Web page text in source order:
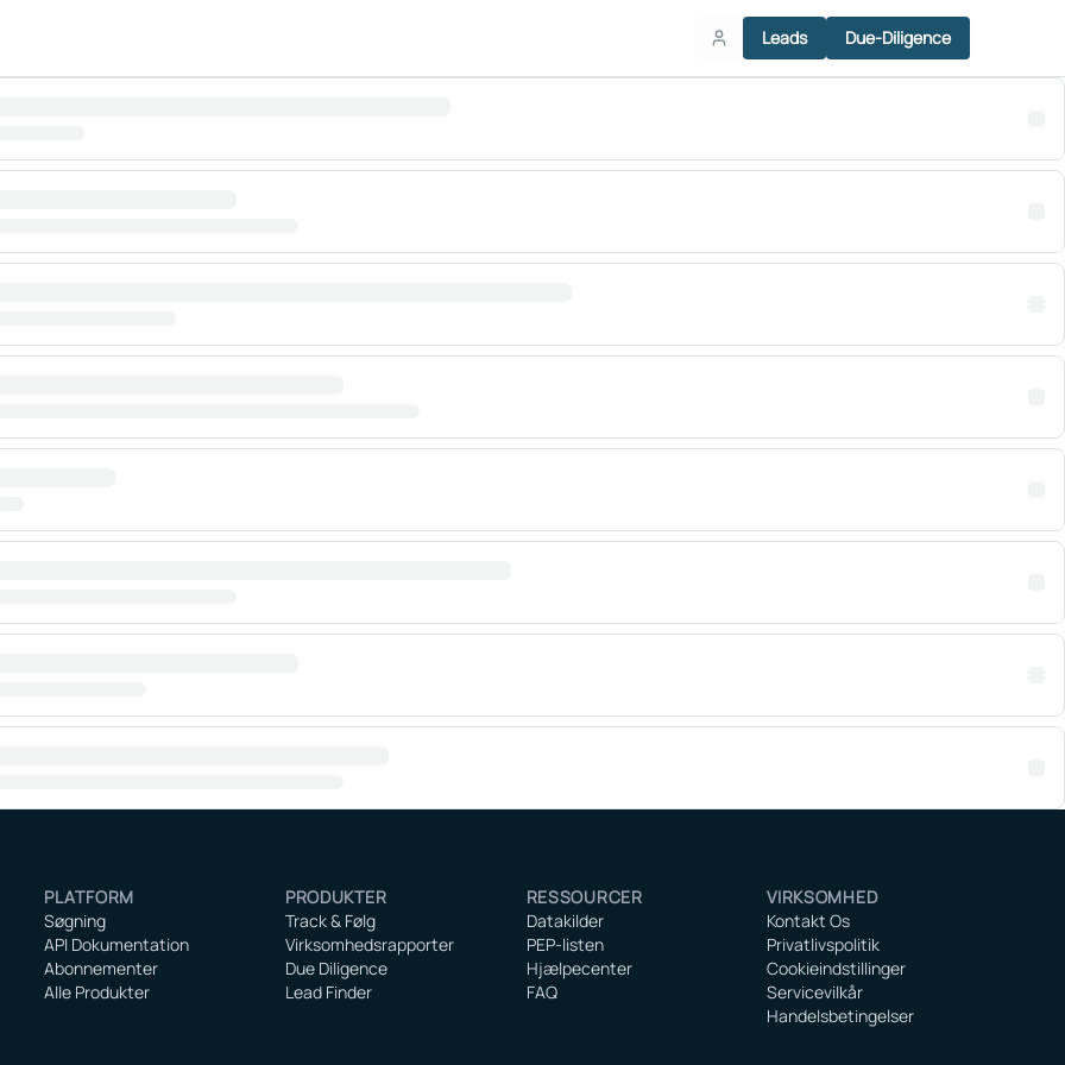
Leads Due-Diligence
PLATFORM
Søgning
API Dokumentation
Abonnementer
Alle Produkter
PRODUKTER
Track & Følg
Virksomhedsrapporter
Due Diligence
Lead Finder
RESSOURCER
Datakilder
PEP-listen
Hjælpecenter
FAQ
VIRKSOMHED
Kontakt Os
Privatlivspolitik
Cookieindstillinger
Servicevilkår
Handelsbetingelser